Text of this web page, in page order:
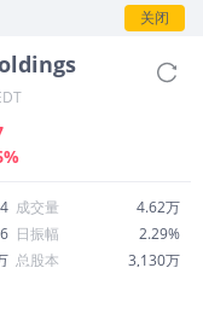
关闭
成交量
4.62万
日振幅
2.29%
总股本
3,130万